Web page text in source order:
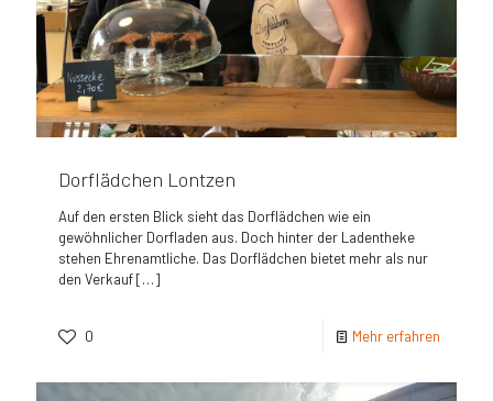
Dorflädchen Lontzen
Auf den ersten Blick sieht das Dorflädchen wie ein
gewöhnlicher Dorfladen aus. Doch hinter der Ladentheke
stehen Ehrenamtliche. Das Dorflädchen bietet mehr als nur
den Verkauf[…]
0 Mehr erfahren